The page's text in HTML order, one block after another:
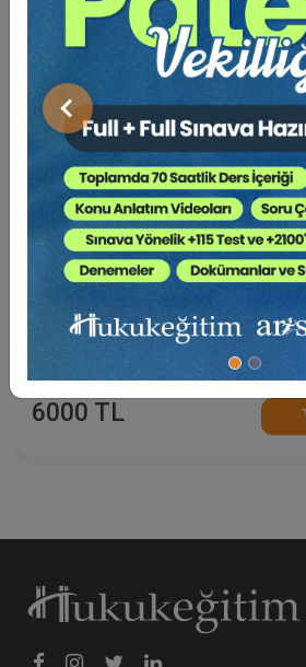
Önceki
Hukuk Eğitim
Borçlar Mevzuatından
Hesaplamalar Eğitimi (3
6000 TL